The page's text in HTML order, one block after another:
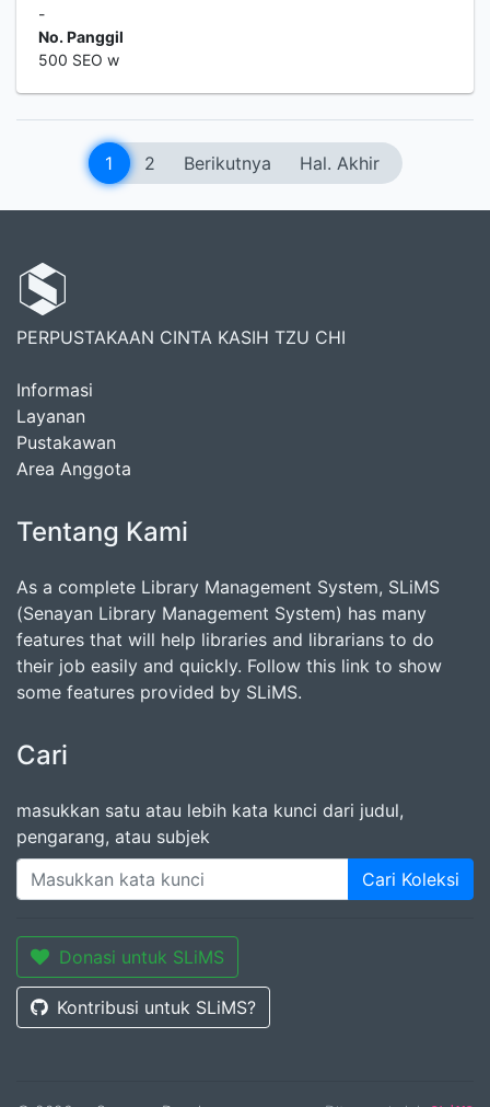
-
No. Panggil
500 SEO w
1 2 Berikutnya Hal. Akhir
PERPUSTAKAAN CINTA KASIH TZU CHI
Informasi
Layanan
Pustakawan
Area Anggota
Tentang Kami
As a complete Library Management System, SLiMS
(Senayan Library Management System) has many
features that will help libraries and librarians to do
their job easily and quickly. Follow this link to show
some features provided by SLiMS.
Cari
masukkan satu atau lebih kata kunci dari judul,
pengarang, atau subjek
Cari Koleksi
Donasi untuk SLiMS
Kontribusi untuk SLiMS?